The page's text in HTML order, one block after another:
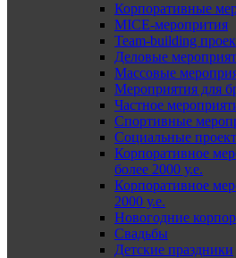
Корпоративные
MICE-меропрития
Team-building
Деловые
Массовые
Мероприятия для
Частное
Спортивные
Социальные
Корпоративное
более 2000 у.е.
Корпоративное
2000 у.е.
Новогодние
Свадьбы
Детские праздники